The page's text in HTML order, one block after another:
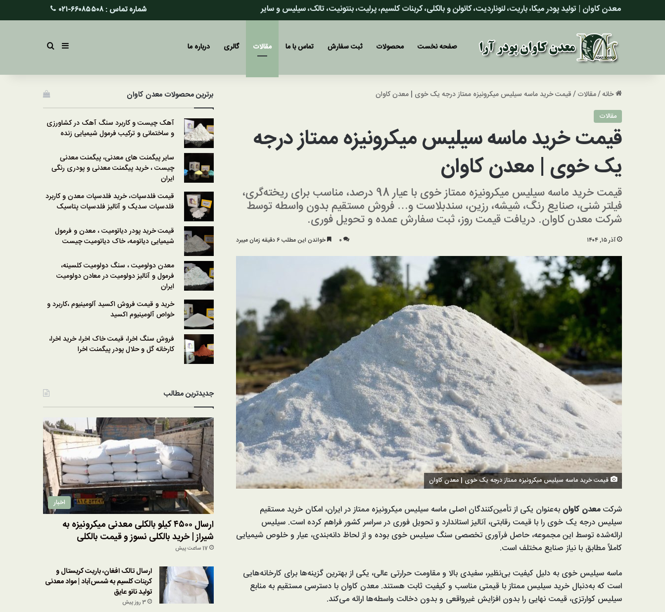
شماره تماس : ۶۶۰۸۵۵۰۸-۰۲۱ معدن کاوان | تولید پودر میکا، باریت، لئوناردیت، کائولن و بالکلی، کربنات کلسیم، پرلیت، بنتونیت، تالک، سیلیس و سایر
صفحه نخست محصولات ثبت سفارش تماس با ما مقالات گالری درباره ما سایدبارجستجو برای
خانه/مقالات/قیمت خرید ماسه سیلیس میکرونیزه ممتاز درجه یک خوی | معدن کاوان
مقالات
قیمت خرید ماسه سیلیس میکرونیزه ممتاز درجه
یک خوی | معدن کاوان
قیمت خرید ماسه سیلیس میکرونیزه ممتاز خوی با عیار 98 درصد، مناسب برای ریخته‌گری،
فیلتر شنی، صنایع رنگ، شیشه، رزین، سندبلاست و… فروش مستقیم بدون واسطه توسط
شرکت معدن کاوان. دریافت قیمت روز، ثبت سفارش عمده و تحویل فوری.
آذر ۱۵, ۱۴۰۴ ۰ خواندن این مطلب 6 دقیقه زمان میبرد
قیمت خرید ماسه سیلیس میکرونیزه ممتاز درجه یک خوی | معدن کاوان
شرکتمعدن کاوان به‌عنوان یکی از تأمین‌کنندگان اصلی ماسه سیلیس میکرونیزه ممتاز در ایران، امکان خرید مستقیم
سیلیس درجه یک خوی را با قیمت رقابتی، آنالیز استاندارد و تحویل فوری در سراسر کشور فراهم کرده است. سیلیس
ارائه‌شده توسط این مجموعه، حاصل فرآوری تخصصی سنگ سیلیس خوی بوده و از لحاظ دانه‌بندی، عیار و خلوص شیمیایی
کاملاً مطابق با نیاز صنایع مختلف است.
ماسه سیلیس خوی به دلیل کیفیت بی‌نظیر، سفیدی بالا و مقاومت حرارتی عالی، یکی از بهترین گزینه‌ها برای کارخانه‌هایی
است که به‌دنبال خرید سیلیس ممتاز با قیمتی مناسب و کیفیت ثابت هستند. معدن کاوان با دسترسی مستقیم به منابع
سیلیس کوارتزی، قیمت نهایی را بدون افزایش غیرواقعی و بدون دخالت واسطه‌ها ارائه می‌کند.
برترین محصولات معدن کاوان
آهک چیست و کاربرد سنگ آهک در کشاورزی
و ساختمانی و ترکیب فرمول شیمیایی زنده
سایر پیگمنت های معدنی، پیگمنت معدنی
چیست ، خرید پیگمنت معدنی و پودری رنگی
ایران
قیمت فلدسپات، خرید فلدسپات معدن و کاربرد
فلدسپات سدیک و آنالیز فلدسپات پتاسیک
قیمت خرید پودر دیاتومیت ، معدن و فرمول
شیمیایی دیاتومه، خاک دیاتومیت چیست
معدن دولومیت ، سنگ دولومیت کلسینه،
فرمول و آنالیز دولومیت در معادن دولومیت
ایران
خرید و قیمت فروش اکسید آلومینیوم ،کاربرد و
خواص آلومینیوم اکسید
فروش سنگ اخرا، قیمت خاک اخرا، خرید اخرا،
کارخانه گل و حلال پودر پیگمنت اخرا
جدیدترین مطالب
اخبار
ارسال ۴۵۰۰ کیلو بالکلی معدنی میکرونیزه به
شیراز | خرید بالکلی نسوز و قیمت بالکلی
17 ساعت پیش
ارسال تالک افغان، باریت کریستال و
کربنات کلسیم به شمس‌آباد | مواد معدنی
تولید نانو عایق
3 روز پیش